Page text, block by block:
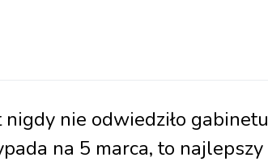
nie odwiedziło gabinetu
na 5 marca, to najlepszy